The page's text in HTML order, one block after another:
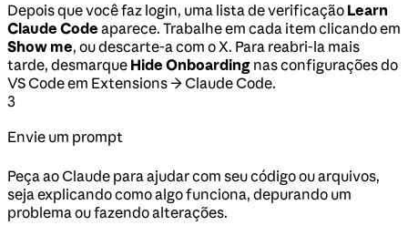
Depois que você faz login, uma lista de verificação Learn
Claude Code aparece. Trabalhe em cada item clicando em
Show me, ou descarte-a com o X. Para reabri-la mais
tarde, desmarque Hide Onboarding nas configurações do
VS Code em Extensions → Claude Code.
3
Envie um prompt
Peça ao Claude para ajudar com seu código ou arquivos,
seja explicando como algo funciona, depurando um
problema ou fazendo alterações.